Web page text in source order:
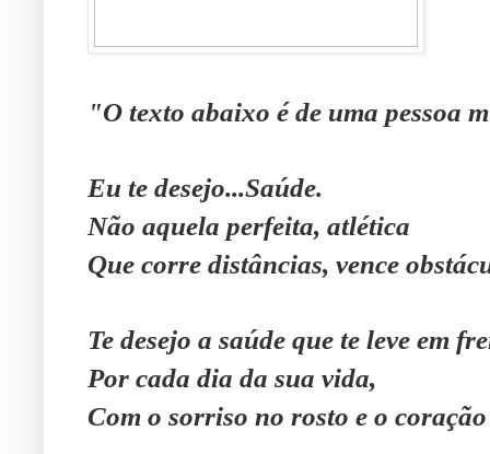
"O texto abaixo é de uma pessoa
Eu te desejo...Saúde.
Não aquela perfeita, atlética
Que corre distâncias, vence
Te desejo a saúde que te leve em
Por cada dia da sua vida,
Com o sorriso no rosto e o coração